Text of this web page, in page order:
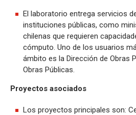
El laboratorio entrega servicios
instituciones públicas, como
chilenas que requieren
cómputo. Uno de los usuarios
ámbito es la Dirección de Obras
Obras Públicas.
Proyectos asociados
Los proyectos principales son: